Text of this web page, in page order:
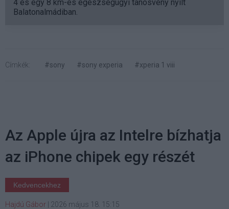
4 és egy 8 km-es egészségügyi tanösvény nyílt
Balatonalmádiban.
Címkék: #sony #sony experia #xperia 1 viii
Az Apple újra az Intelre bízhatja
az iPhone chipek egy részét
Kedvencekhez
Hajdú Gábor 2026 május 18. 15:15